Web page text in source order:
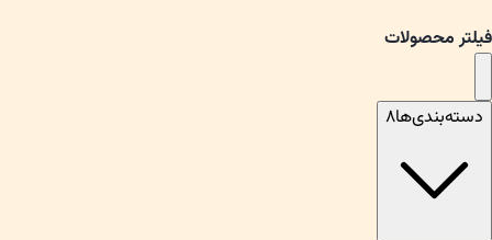
فیلتر محصولات
دسته‌بندی‌ها۸